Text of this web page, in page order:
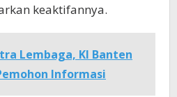
keaktifannya.
Lembaga, KI Banten
Informasi